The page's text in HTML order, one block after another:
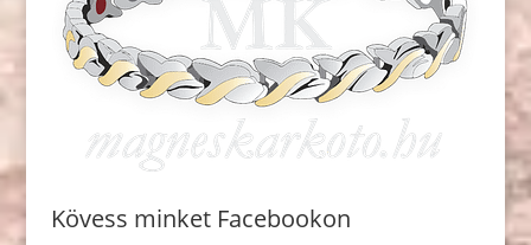
Kövess minket Facebookon